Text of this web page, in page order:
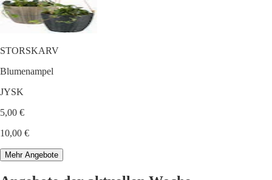
STORSKARV
Blumenampel
JYSK
5,00 €
10,00 €
Mehr Angebote